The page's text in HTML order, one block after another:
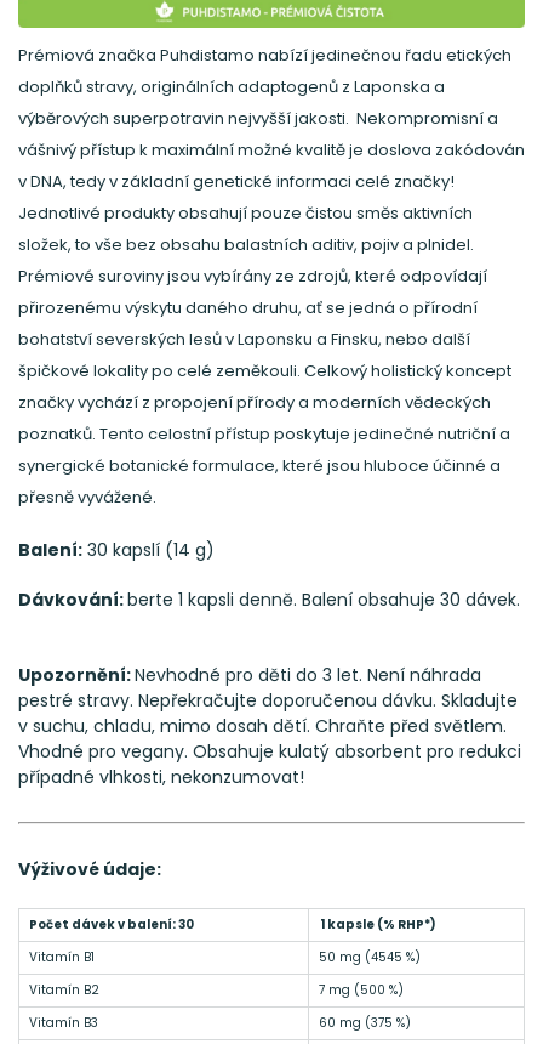
Prémiová značka Puhdistamo nabízí jedinečnou řadu etických
doplňků stravy, originálních adaptogenů z Laponska a
výběrových superpotravin nejvyšší jakosti. Nekompromisní a
vášnivý přístup k maximální možné kvalitě je doslova zakódován
v DNA, tedy v základní genetické informaci celé značky!
Jednotlivé produkty obsahují pouze čistou směs aktivních
složek, to vše bez obsahu balastních aditiv, pojiv a plnidel.
Prémiové suroviny jsou vybírány ze zdrojů, které odpovídají
přirozenému výskytu daného druhu, ať se jedná o přírodní
bohatství severských lesů v Laponsku a Finsku, nebo další
špičkové lokality po celé zeměkouli. Celkový holistický koncept
značky vychází z propojení přírody a moderních vědeckých
poznatků. Tento celostní přístup poskytuje jedinečné nutriční a
synergické botanické formulace, které jsou hluboce účinné a
přesně vyvážené.
Balení: 30 kapslí (14 g)
Dávkování:berte 1 kapsli denně. Balení obsahuje 30 dávek.
Upozornění:Nevhodné pro děti do 3 let. Není náhrada
pestré stravy. Nepřekračujte doporučenou dávku. Skladujte
v suchu, chladu, mimo dosah dětí. Chraňte před světlem.
Vhodné pro vegany. Obsahuje kulatý absorbent pro redukci
případné vlhkosti, nekonzumovat!
Výživové údaje:
Počet dávek v balení: 30
1 kapsle (% RHP*)
Vitamín B1
50 mg (4545 %)
Vitamín B2
7 mg (500 %)
Vitamín B3
60 mg (375 %)